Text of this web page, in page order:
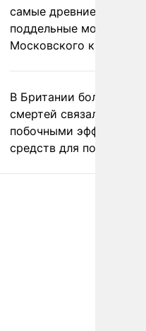
самые древние
поддельные монеты
Московского
В Британии более ста
смертей связали с
побочными эффектами
средств для похудения